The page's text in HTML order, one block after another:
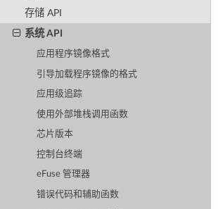
存储 API
系统 API
应用程序镜像格式
引导加载程序镜像的格式
应用级追踪
使用外部堆栈调用函数
芯片版本
控制台终端
eFuse 管理器
错误代码和辅助函数